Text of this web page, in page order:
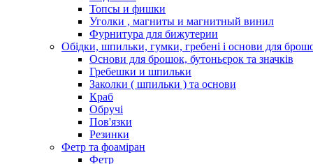
Топсы и фишки
Уголки , магниты и магнитный винил
Фурнитура для бижутерии
Обідки, шпильки, гумки, гребені і основи для
Основи для брошок, бутоньєрок та значків
Гребешки и шпильки
Заколки ( шпильки ) та основи
Краб
Обручі
Пов'язки
Резинки
Фетр та фоаміран
Фетр